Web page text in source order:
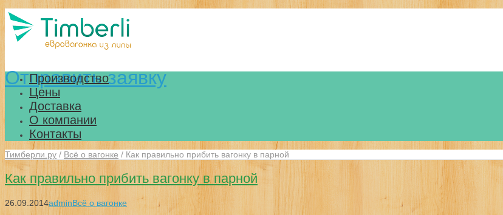
Отправить заявку
Производство
Цены
Доставка
О компании
Контакты
Тимберли.ру / Всё о вагонке / Как правильно прибить вагонку в парной
Как правильно прибить вагонку в парной
26.09.2014adminВсё о вагонке